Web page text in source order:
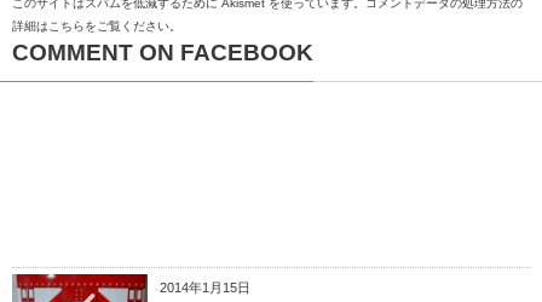
このサイトはスパムを低減するために Akismet を使っています。 コメントデータの処理方法の
詳細はこちらをご覧ください
COMMENT ON FACEBOOK
2014年1月15日